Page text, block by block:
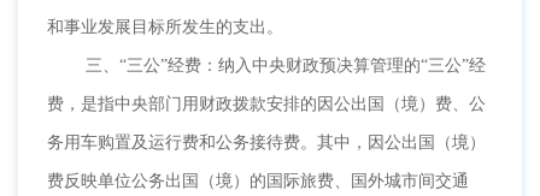
和事业发展目标所发生的支出。
三、 “三公”经费：纳入中央财政预决算管理的“三公”经
费，是指中央部门用财政拨款安排的因公出国（境）费、公
务用车购置及运行费和公务接待费。其中，因公出国（境）
费反映单位公务出国（境）的国际旅费、国外城市间交通